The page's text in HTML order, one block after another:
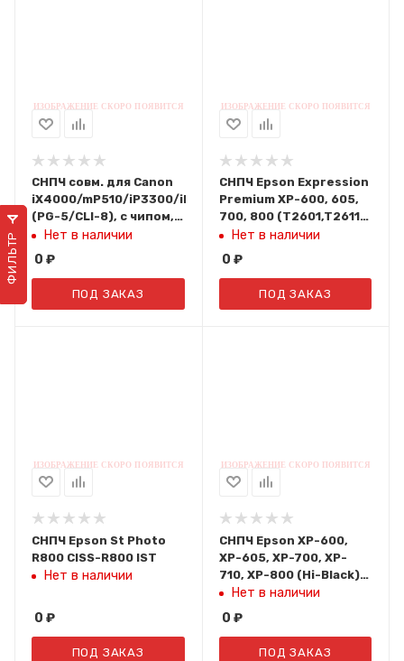
СНПЧ совм. для Canon
iX4000/mP510/iP3300/iP3500
(PG-5/CLI-8), с чипом,
без чернил
Нет в наличии
0 ₽
ПОД ЗАКАЗ
СНПЧ Epson Expression
Premium XP-600, 605,
700, 800 (T2601,T2611-
2614) (с чипом, без
чернил) 5шт
Нет в наличии
0 ₽
ПОД ЗАКАЗ
СНПЧ Epson St Photo
R800 CISS-R800 IST
Нет в наличии
0 ₽
ПОД ЗАКАЗ
СНПЧ Epson XP-600,
XP-605, XP-700, XP-
710, XP-800 (Hi-Black)
пустые
Нет в наличии
0 ₽
ПОД ЗАКАЗ
ФИЛЬТР